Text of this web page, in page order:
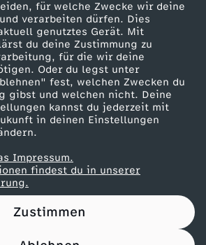
für welche Zwecke wir deine
verarbeiten dürfen. Dies
genutztes Gerät. Mit
du deine Zustimmung zu
für die wir deine
Oder du legst unter
fest, welchen Zwecken du
gibst und welchen nicht. Deine
kannst du jederzeit mit
in deinen Einstellungen
Impressum.
findest du in unserer
Zustimmen